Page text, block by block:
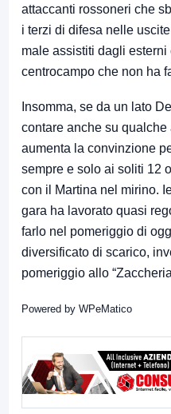
attaccanti rossoneri che
i terzi di difesa nelle
male assistiti dagli esterni
centrocampo che non ha
Insomma, se da un lato
contare anche su qualche
aumenta la convinzione
sempre e solo ai soliti 12
con il Martina nel mirino.
gara ha lavorato quasi
farlo nel pomeriggio di
diversificato di scarico,
pomeriggio allo
Powered by WPeMatico